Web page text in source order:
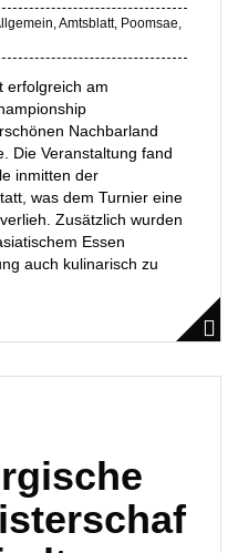
,Amtsblatt, Poomsae,
erfolgreich am
Nachbarland
Die Veranstaltung fand
inmitten der
was dem Turnier eine
Zusätzlich wurden
Essen
auch kulinarisch zu